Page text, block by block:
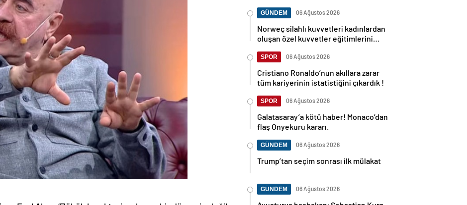
GÜNDEM 06 Ağustos 2026
Norweç silahlı kuvvetleri kadınlardan
oluşan özel kuvvetler eğitimlerini
SPOR 06 Ağustos 2026
Cristiano Ronaldo’nun akıllara zarar
tüm kariyerinin istatistiğini çıkardık !
SPOR 06 Ağustos 2026
Galatasaray’a kötü haber! Monaco’dan
flaş Onyekuru kararı.
GÜNDEM 06 Ağustos 2026
Trump’tan seçim sonrası ilk mülakat
GÜNDEM 06 Ağustos 2026